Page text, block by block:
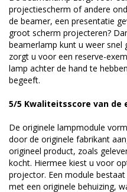
projectiescherm of andere
de beamer, een presentatie
groot scherm projecteren?
beamerlamp kunt u weer snel
zorgt u voor een reserve-
lamp achter de hand te
begeeft.
5/5 Kwaliteitsscore van de
De originele lampmodule
door de originele fabrikant
origineel product, zoals
kocht. Hiermee kiest u voor
projector. Een module
met een originele behuizing,